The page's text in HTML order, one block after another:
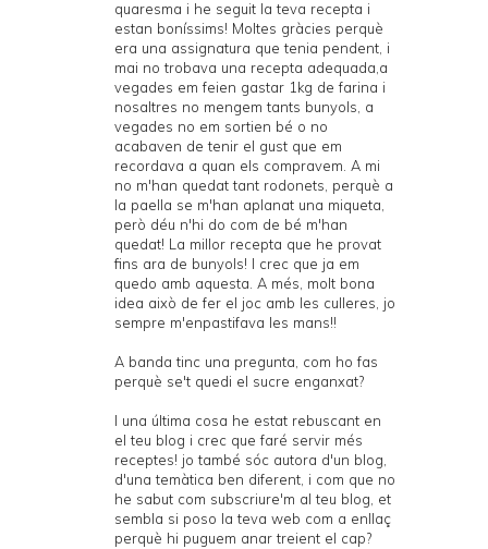
quaresma i he seguit la teva recepta i
estan boníssims! Moltes gràcies perquè
era una assignatura que tenia pendent, i
mai no trobava una recepta adequada,a
vegades em feien gastar 1kg de farina i
nosaltres no mengem tants bunyols, a
vegades no em sortien bé o no
acabaven de tenir el gust que em
recordava a quan els compravem. A mi
no m'han quedat tant rodonets, perquè a
la paella se m'han aplanat una miqueta,
però déu n'hi do com de bé m'han
quedat! La millor recepta que he provat
fins ara de bunyols! I crec que ja em
quedo amb aquesta. A més, molt bona
idea això de fer el joc amb les culleres, jo
sempre m'enpastifava les mans!!
A banda tinc una pregunta, com ho fas
perquè se't quedi el sucre enganxat?
I una última cosa he estat rebuscant en
el teu blog i crec que faré servir més
receptes! jo també sóc autora d'un blog,
d'una temàtica ben diferent, i com que no
he sabut com subscriure'm al teu blog, et
sembla si poso la teva web com a enllaç
perquè hi puguem anar treient el cap?